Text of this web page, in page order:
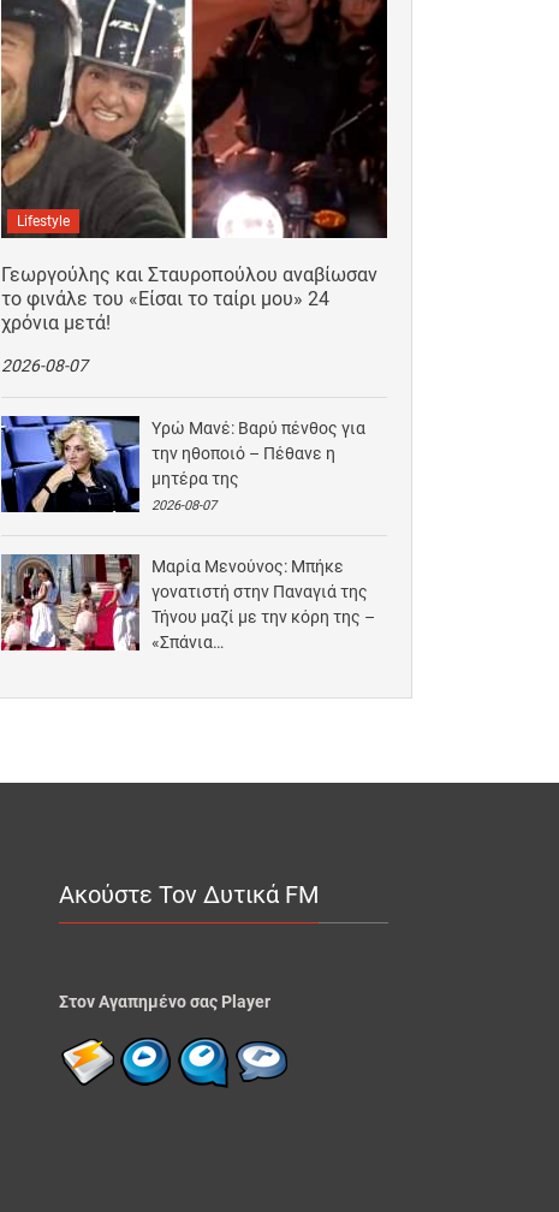
Lifestyle
Γεωργούλης και Σταυροπούλου αναβίωσαν
το φινάλε του «Είσαι το ταίρι μου» 24
χρόνια μετά!
2026-08-07
Υρώ Μανέ: Βαρύ πένθος για
την ηθοποιό – Πέθανε η
μητέρα της
2026-08-07
Μαρία Μενούνος: Μπήκε
γονατιστή στην Παναγιά της
Τήνου μαζί με την κόρη της –
«Σπάνια…
Ακούστε Τον Δυτικά FM
Στον Αγαπημένο σας Player